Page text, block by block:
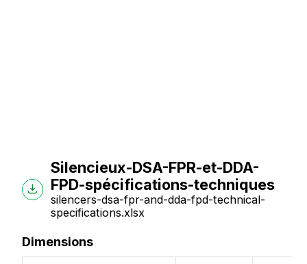
Silencieux-DSA-FPR-et-DDA-
FPD-spécifications-techniques
silencers-dsa-fpr-and-dda-fpd-technical-
specifications.xlsx
Dimensions